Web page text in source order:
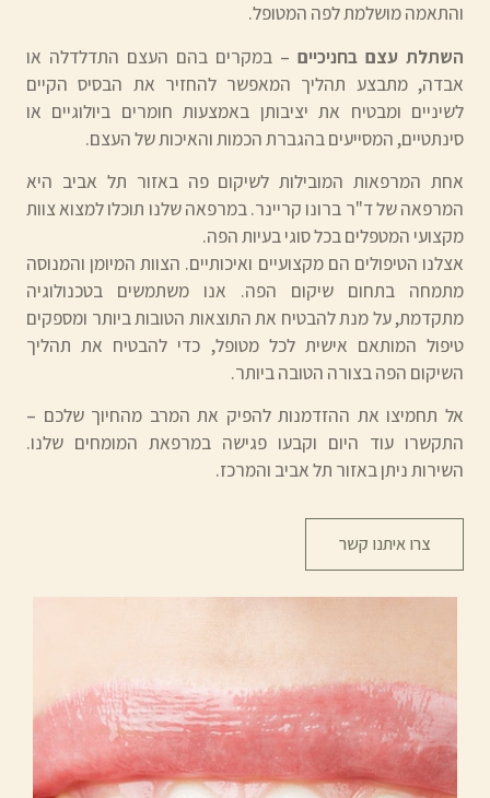
והתאמה מושלמת לפה המטופל.
השתלת עצם בחניכיים – במקרים בהם העצם התדלדלה או
אבדה, מתבצע תהליך המאפשר להחזיר את הבסיס הקיים
לשיניים ומבטיח את יציבותן באמצעות חומרים ביולוגיים או
סינתטיים, המסייעים בהגברת הכמות והאיכות של העצם.
אחת המרפאות המובילות לשיקום פה באזור תל אביב היא
המרפאה של ד"ר ברונו קריינר. במרפאה שלנו תוכלו למצוא צוות
מקצועי המטפלים בכל סוגי בעיות הפה.
אצלנו הטיפולים הם מקצועיים ואיכותיים. הצוות המיומן והמנוסה
מתמחה בתחום שיקום הפה. אנו משתמשים בטכנולוגיה
מתקדמת, על מנת להבטיח את התוצאות הטובות ביותר ומספקים
טיפול המותאם אישית לכל מטופל, כדי להבטיח את תהליך
השיקום הפה בצורה הטובה ביותר.
אל תחמיצו את ההזדמנות להפיק את המרב מהחיוך שלכם –
התקשרו עוד היום וקבעו פגישה במרפאת המומחים שלנו.
השירות ניתן באזור תל אביב והמרכז.
צרו איתנו קשר